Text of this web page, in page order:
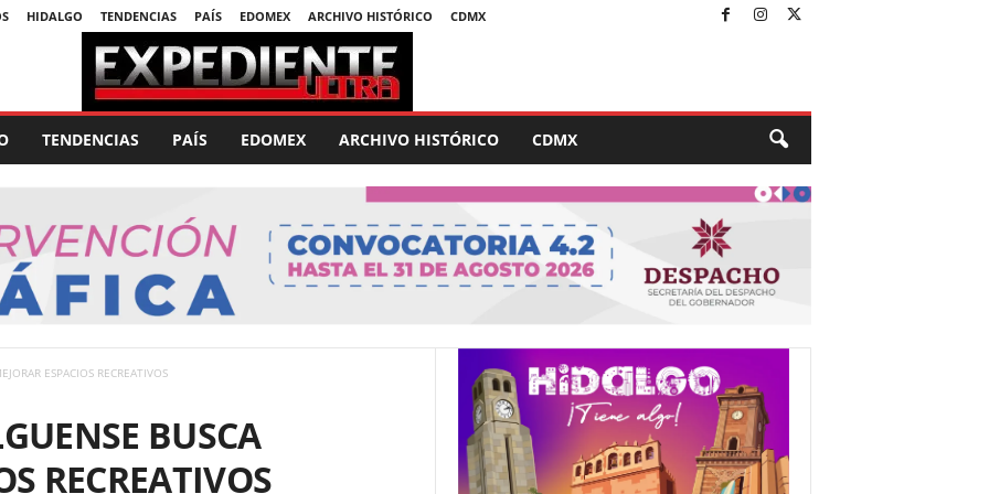
HIDALGO TENDENCIAS PAÍS EDOMEX ARCHIVO HISTÓRICO CDMX
TENDENCIAS PAÍS EDOMEX ARCHIVO HISTÓRICO CDMX
ESPACIOS RECREATIVOS
BUSCA
RECREATIVOS